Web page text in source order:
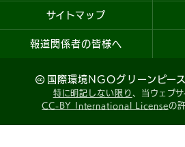
サイトマップ
報道関係者の皆様へ
国際環境NGOグリーンピー
特に明記しない限り 、当ウェブサ
CC-BY International Licenseの